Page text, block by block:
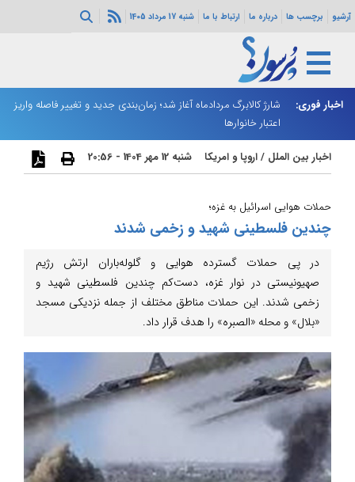
آرشیو برچسب ها درباره ما ارتباط با ما شنبه 17 مرداد 1405
اخبار فوری:
هرمز ادامه
شارژ کالابرگ مردادماه آغاز شد؛ زمان‌بندی جدید و تغییر فاصله واریز
اعتبار خانوارها
اخبار بین الملل /اروپا و امریکا شنبه 12 مهر 1404 - 20:56
حملات هوایی اسرائیل به غزه؛
چندین فلسطینی شهید و زخمی شدند
در پی حملات گسترده هوایی و گلوله‌باران ارتش رژیم
صهیونیستی در نوار غزه، دست‌کم چندین فلسطینی شهید و
زخمی شدند. این حملات مناطق مختلف از جمله نزدیکی مسجد
«بلال» و محله «الصبره» را هدف قرار داد.